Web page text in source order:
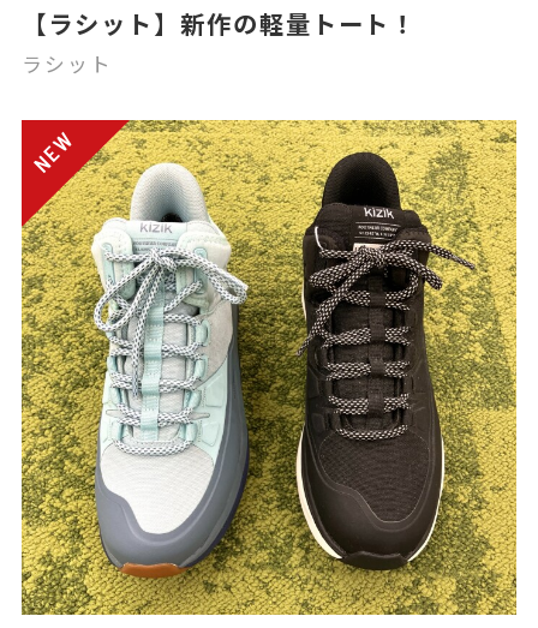
【ラシット】新作の軽量トート！
ラシット